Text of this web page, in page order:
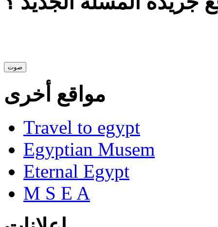
مواقع أخرى
Travel to egypt
Egyptian Musem
Eternal Egypt
M S E A